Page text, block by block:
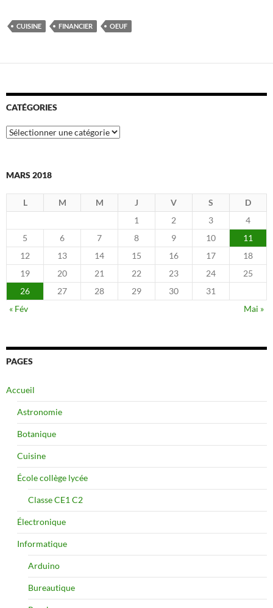
CUISINE FINANCIER OEUF
CATÉGORIES
Catégories
MARS 2018
L M M J V S
D
1
2 3
4
5
6 7 8 9 10
11
12
13 14 15 16 17
18
19
20 21 22 23 24
25
26
27 28 29 30
31
« Fév
Mai »
PAGES
Accueil
Astronomie
Botanique
Cuisine
École collège lycée
Classe CE1 C2
Électronique
Informatique
Arduino
Bureautique